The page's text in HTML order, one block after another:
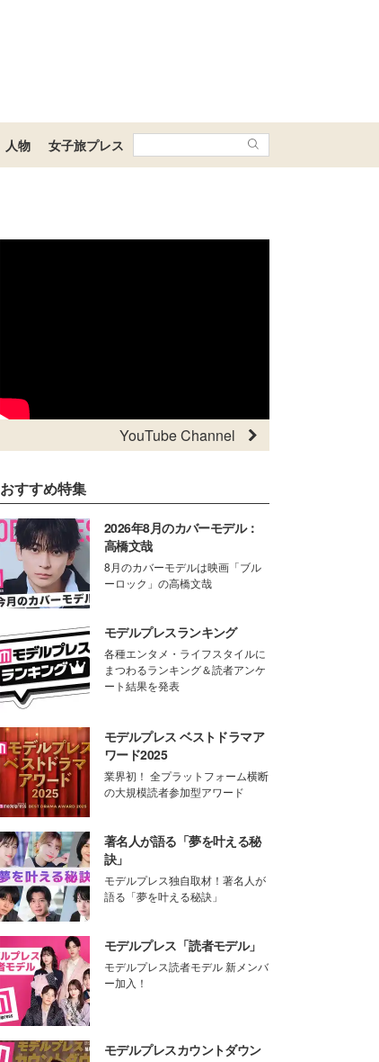
人物 女子旅プレス
YouTube Channel
おすすめ特集
2026年8月のカバーモデル：
高橋文哉
8月のカバーモデルは映画「ブル
ーロック」の高橋文哉
モデルプレスランキング
各種エンタメ・ライフスタイルに
まつわるランキング＆読者アンケ
ート結果を発表
モデルプレス ベストドラマア
ワード2025
業界初！ 全プラットフォーム横断
の大規模読者参加型アワード
著名人が語る「夢を叶える秘
訣」
モデルプレス独自取材！著名人が
語る「夢を叶える秘訣」
モデルプレス「読者モデル」
モデルプレス読者モデル 新メンバ
ー加入！
モデルプレスカウントダウン